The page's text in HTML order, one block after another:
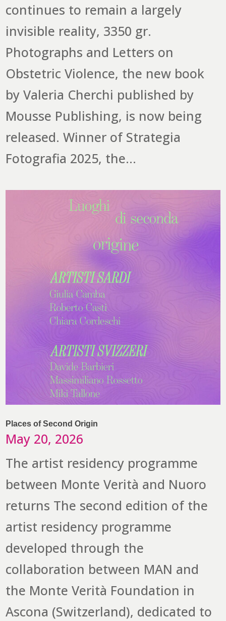
continues to remain a largely
invisible reality, 3350 gr.
Photographs and Letters on
Obstetric Violence, the new book
by Valeria Cherchi published by
Mousse Publishing, is now being
released. Winner of Strategia
Fotografia 2025, the...
Places of Second Origin
May 20, 2026
The artist residency programme
between Monte Verità and Nuoro
returns The second edition of the
artist residency programme
developed through the
collaboration between MAN and
the Monte Verità Foundation in
Ascona (Switzerland), dedicated to